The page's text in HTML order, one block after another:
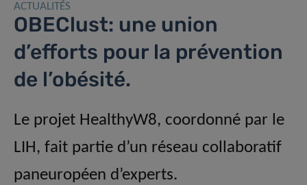
ACTUALITÉS
OBEClust: une union
d’efforts pour la prévention
de l’obésité.
Le projet HealthyW8, coordonné par le
LIH, fait partie d’un réseau collaboratif
paneuropéen d’experts.